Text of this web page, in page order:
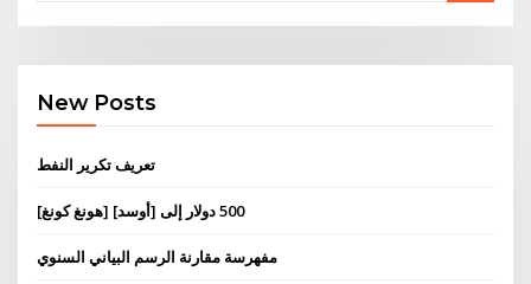
New Posts
تعريف تكرير النفط
[هونغ كونغ] 500 دولار إلى [أوسد]
مفهرسة مقارنة الرسم البياني السنوي